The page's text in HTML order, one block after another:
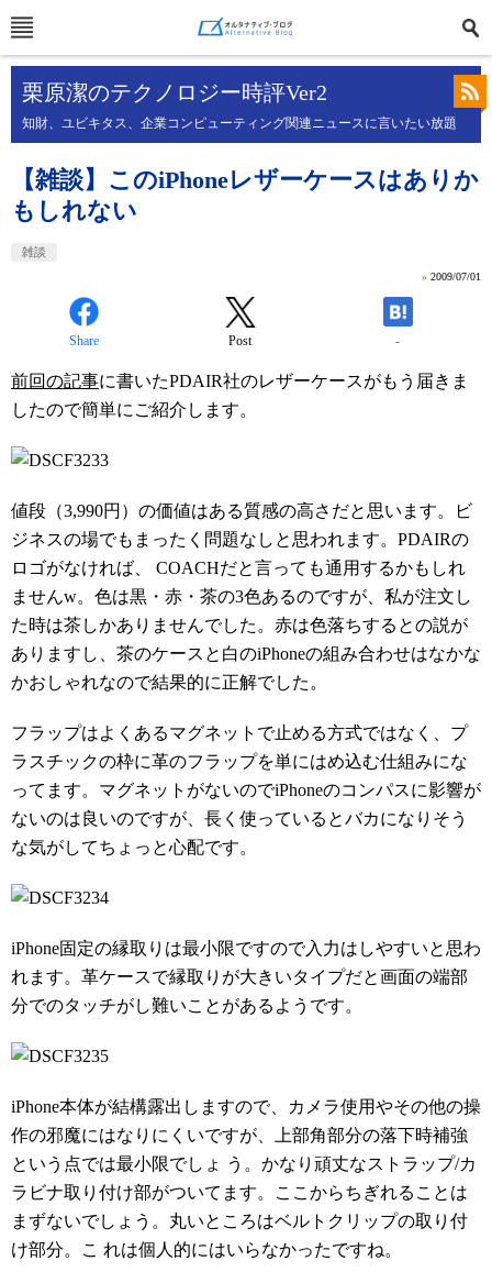
栗原潔のテクノロジー時評Ver2
知財、ユビキタス、企業コンピューティング関連ニュースに言いたい放題
【雑談】このiPhoneレザーケースはありか
もしれない
雑談
» 2009/07/01
Share Post -
前回の記事に書いたPDAIR社のレザーケースがもう届きま
したので簡単にご紹介します。
値段（3,990円）の価値はある質感の高さだと思います。ビ
ジネスの場でもまったく問題なしと思われます。PDAIRの
ロゴがなければ、 COACHだと言っても通用するかもしれ
ませんw。色は黒・赤・茶の3色あるのですが、私が注文し
た時は茶しかありませんでした。赤は色落ちするとの説が
ありますし、茶のケースと白のiPhoneの組み合わせはなかな
かおしゃれなので結果的に正解でした。
フラップはよくあるマグネットで止める方式ではなく、プ
ラスチックの枠に革のフラップを単にはめ込む仕組みにな
ってます。マグネットがないのでiPhoneのコンパスに影響が
ないのは良いのですが、長く使っているとバカになりそう
な気がしてちょっと心配です。
iPhone固定の縁取りは最小限ですので入力はしやすいと思わ
れます。革ケースで縁取りが大きいタイプだと画面の端部
分でのタッチがし難いことがあるようです。
iPhone本体が結構露出しますので、カメラ使用やその他の操
作の邪魔にはなりにくいですが、上部角部分の落下時補強
という点では最小限でしょ う。かなり頑丈なストラップ/カ
ラビナ取り付け部がついてます。ここからちぎれることは
まずないでしょう。丸いところはベルトクリップの取り付
け部分。こ れは個人的にはいらなかったですね。